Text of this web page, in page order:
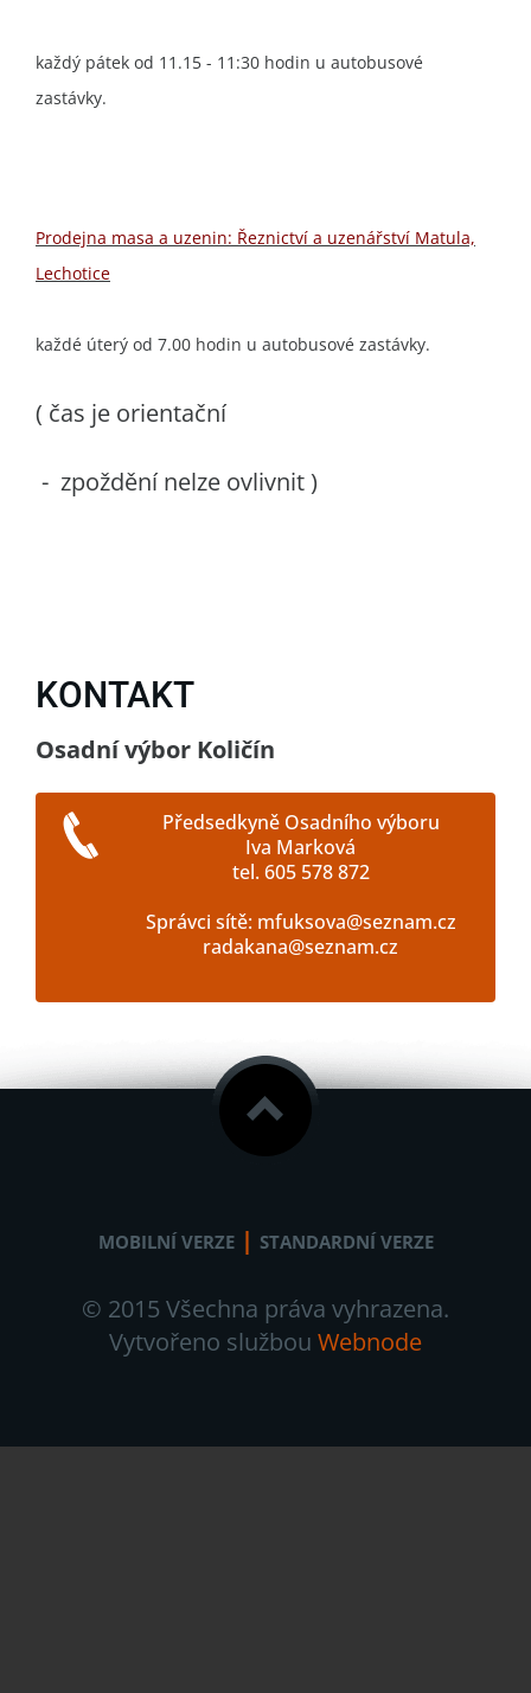
každý pátek od 11.15 - 11:30 hodin u autobusové
zastávky.
Prodejna masa a uzenin: Řeznictví a uzenářství Matula,
Lechotice
každé úterý od 7.00 hodin u autobusové zastávky.
( čas je orientační
- zpoždění nelze ovlivnit )
KONTAKT
Osadní výbor Količín
Předsedkyně Osadního výboru
Iva Marková
tel. 605 578 872
Správci sítě: mfuksova@seznam.cz
radakana@seznam.cz
MOBILNÍ VERZE | STANDARDNÍ VERZE
© 2015 Všechna práva vyhrazena.
Vytvořeno službou Webnode